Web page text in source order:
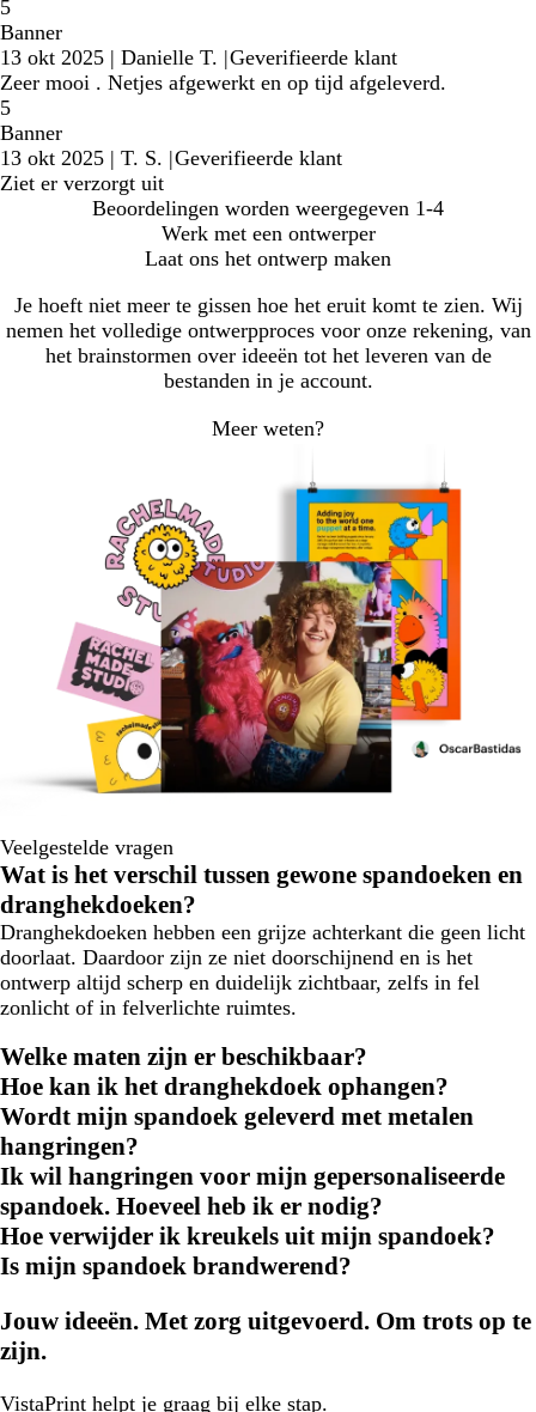
5
Banner
13 okt 2025 | Danielle T. |Geverifieerde klant
Zeer mooi . Netjes afgewerkt en op tijd afgeleverd.
5
Banner
13 okt 2025 | T. S. |Geverifieerde klant
Ziet er verzorgt uit
Beoordelingen worden weergegeven 1-4
Werk met een ontwerper
Laat ons het ontwerp maken
Je hoeft niet meer te gissen hoe het eruit komt te zien. Wij
nemen het volledige ontwerpproces voor onze rekening, van
het brainstormen over ideeën tot het leveren van de
bestanden in je account.
Meer weten?
Veelgestelde vragen
Wat is het verschil tussen gewone spandoeken en
dranghekdoeken?
Dranghekdoeken hebben een grijze achterkant die geen licht
doorlaat. Daardoor zijn ze niet doorschijnend en is het
ontwerp altijd scherp en duidelijk zichtbaar, zelfs in fel
zonlicht of in felverlichte ruimtes.
Welke maten zijn er beschikbaar?
Hoe kan ik het dranghekdoek ophangen?
Wordt mijn spandoek geleverd met metalen
hangringen?
Ik wil hangringen voor mijn gepersonaliseerde
spandoek. Hoeveel heb ik er nodig?
Hoe verwijder ik kreukels uit mijn spandoek?
Is mijn spandoek brandwerend?
Jouw ideeën. Met zorg uitgevoerd. Om trots op te
zijn.
VistaPrint helpt je graag bij elke stap.